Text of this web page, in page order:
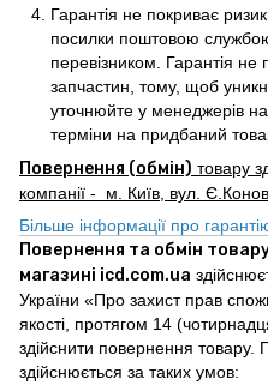
Гарантія не покриває
посилки поштовою
перевізником. Гарантія
запчастин, тому, щоб
уточнюйте у менеджерів
терміни на придбаний
Повернення (обмін) товару
компанії - м. Київ, вул.
Більше інформації про
Повернення та обмін
магазині icd.com.ua
України «Про захист прав
якості, протягом 14
здійснити повернення товару.
здійснюється за таких умов: